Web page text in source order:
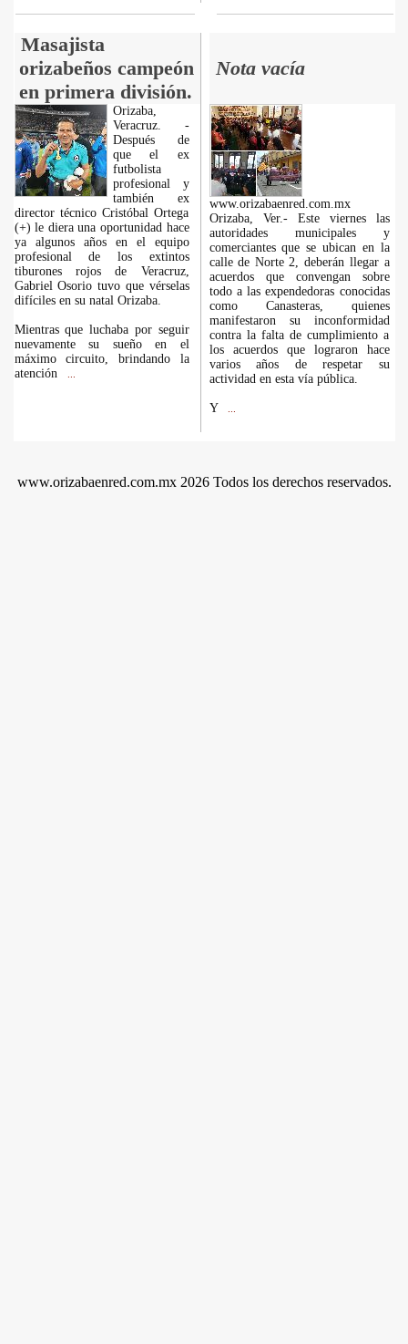
Masajista
orizabeños campeón
en primera división.
Nota vacía
Orizaba,
Veracruz. -
Después de
que el ex
futbolista
profesional y
también ex
director técnico Cristóbal Ortega
(+) le diera una oportunidad hace
ya algunos años en el equipo
profesional de los extintos
tiburones rojos de Veracruz,
Gabriel Osorio tuvo que vérselas
difíciles en su natal Orizaba.
Mientras que luchaba por seguir
nuevamente su sueño en el
máximo circuito, brindando la
atención
www.orizabaenred.com.mx
Orizaba, Ver.- Este viernes las
autoridades municipales y
comerciantes que se ubican en la
calle de Norte 2, deberán llegar a
acuerdos que convengan sobre
todo a las expendedoras conocidas
como Canasteras, quienes
manifestaron su inconformidad
contra la falta de cumplimiento a
los acuerdos que lograron hace
varios años de respetar su
actividad en esta vía pública.
Y
www.orizabaenred.com.mx 2026 Todos los derechos reservados.